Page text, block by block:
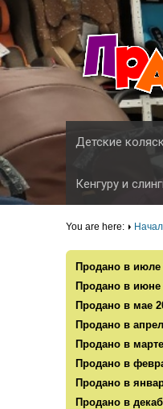
Детские
Кенгуру и
Продано в июле
Продано в июне
Продано в мае
Продано в
Продано в
Продано в
Продано в
Продано в
You are here: